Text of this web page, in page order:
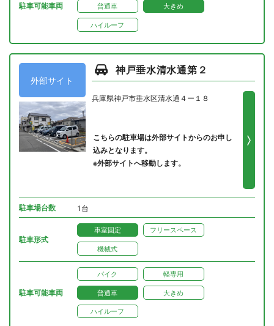
駐車可能車両 普通車 大きめ
ハイルーフ
外部サイト
神戸垂水清水通第２
兵庫県神戸市垂水区清水通４ー１８
こちらの駐車場は外部サイトからのお申し
込みとなります。
※外部サイトへ移動します。
駐車場台数 1台
駐車形式
車室固定 フリースペース
機械式
駐車可能車両
バイク 軽専用
普通車 大きめ
ハイルーフ